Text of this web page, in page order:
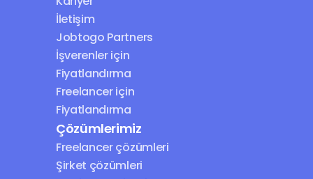
İletişim
Jobtogo Partners
İşverenler için
Fiyatlandırma
Freelancer için
Fiyatlandırma
Çözümlerimiz
Freelancer çözümleri
Şirket çözümleri